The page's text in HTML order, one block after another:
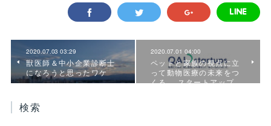
2020.07.03 03:29
獣医師＆中小企業診断士
になろうと思ったワケ
2020.07.01 04:00
ペットと家族の視点に立
って動物医療の未来をつ
くる スタートアップ…
検索